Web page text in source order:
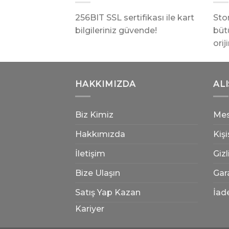
256BIT SSL sertifikası ile kart
bilgileriniz güvende!
HAKKIMIZDA
Biz Kimiz
Hakkımızda
İletişim
Bize Ulaşın
Satış Yap Kazan
Kariyer